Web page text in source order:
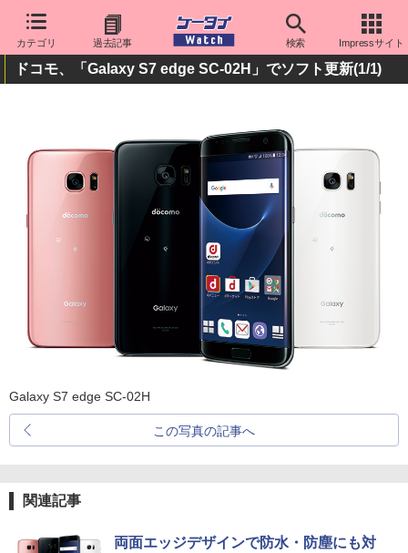
カテゴリ 過去記事 検索 Impressサイト
ドコモ、「Galaxy S7 edge SC-02H」でソフト更新(1/1)
Galaxy S7 edge SC-02H
この写真の記事へ
関連記事
両面エッジデザインで防水・防塵にも対